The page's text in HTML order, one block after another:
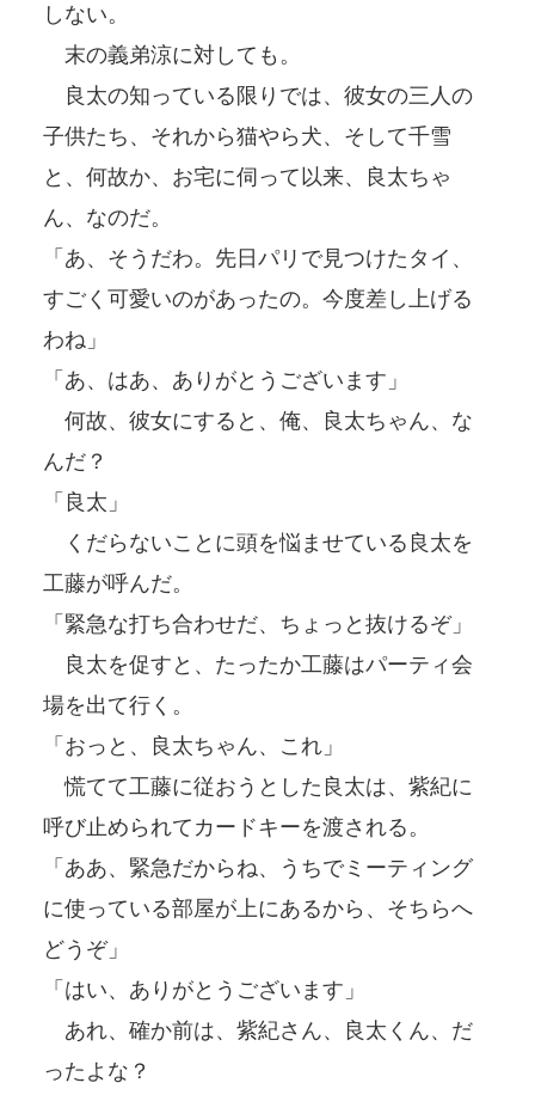
しない。
末の義弟涼に対しても。
良太の知っている限りでは、彼女の三人の
子供たち、それから猫やら犬、そして千雪
と、何故か、お宅に伺って以来、良太ちゃ
ん、なのだ。
「あ、そうだわ。先日パリで見つけたタイ、
すごく可愛いのがあったの。今度差し上げる
わね」
「あ、はあ、ありがとうございます」
何故、彼女にすると、俺、良太ちゃん、な
んだ？
「良太」
くだらないことに頭を悩ませている良太を
工藤が呼んだ。
「緊急な打ち合わせだ、ちょっと抜けるぞ」
良太を促すと、たったか工藤はパーティ会
場を出て行く。
「おっと、良太ちゃん、これ」
慌てて工藤に従おうとした良太は、紫紀に
呼び止められてカードキーを渡される。
「ああ、緊急だからね、うちでミーティング
に使っている部屋が上にあるから、そちらへ
どうぞ」
「はい、ありがとうございます」
あれ、確か前は、紫紀さん、良太くん、だ
ったよな？